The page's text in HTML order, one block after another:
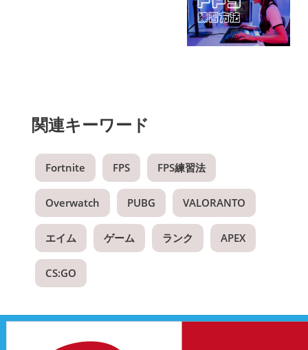
関連キーワード
Fortnite FPS FPS練習法
Overwatch PUBG VALORANTO
エイム ゲーム ランク APEX
CS:GO